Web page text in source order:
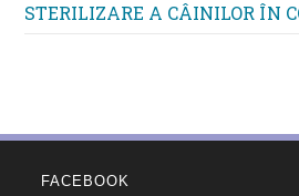
STERILIZARE A CÂINILOR ÎN
FACEBOOK